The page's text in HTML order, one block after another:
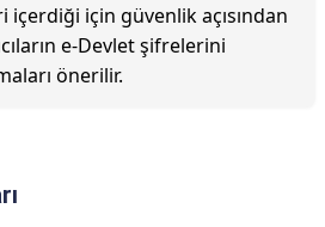
içerdiği için güvenlik açısından
e-Devlet şifrelerini
önerilir.